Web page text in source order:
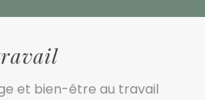
et bien-être au travail